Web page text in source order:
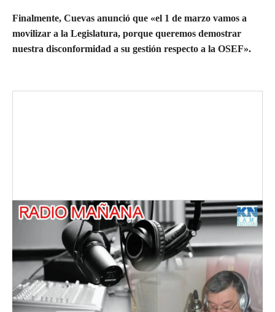
Finalmente, Cuevas anunció que «el 1 de marzo vamos a
movilizar a la Legislatura, porque queremos demostrar
nuestra disconformidad a su gestión respecto a la OSEF».